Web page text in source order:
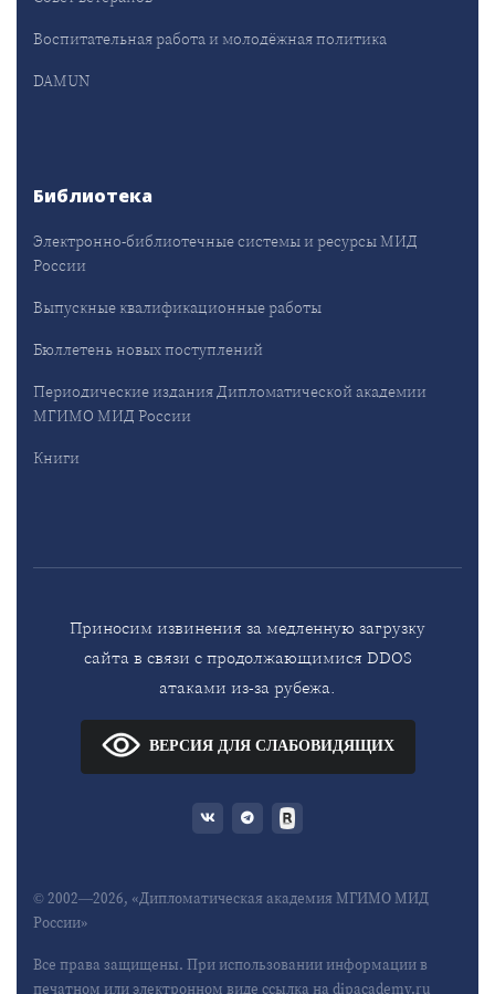
Воспитательная работа и молодёжная политика
DAMUN
Библиотека
Электронно-библиотечные системы и ресурсы МИД
России
Выпускные квалификационные работы
Бюллетень новых поступлений
Периодические издания Дипломатической академии
МГИМО МИД России
Книги
Приносим извинения за медленную загрузку
сайта в связи с продолжающимися DDOS
атаками из-за рубежа.
ВЕРСИЯ ДЛЯ СЛАБОВИДЯЩИХ
© 2002—2026, «Дипломатическая академия МГИМО МИД
России»
Все права защищены. При использовании информации в
печатном или электронном виде ссылка на dipacademy.ru